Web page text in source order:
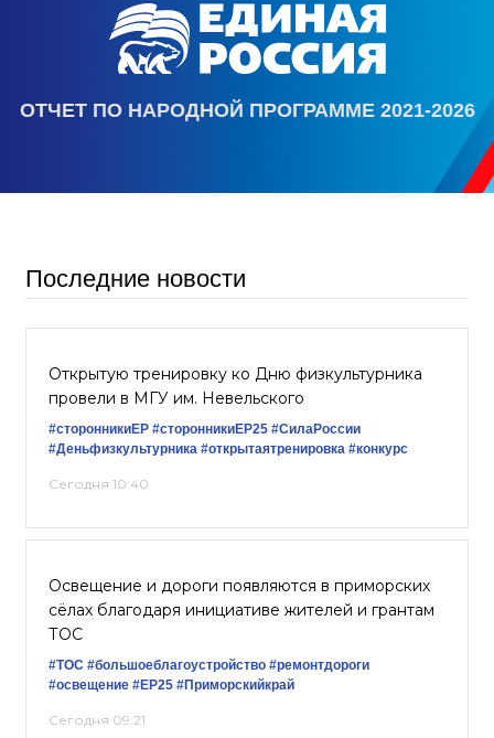
ОТЧЕТ ПО НАРОДНОЙ ПРОГРАММЕ 2021-2026
Последние новости
Открытую тренировку ко Дню физкультурника
провели в МГУ им. Невельского
#сторонникиЕР #сторонникиЕР25 #СилаРоссии
#Деньфизкультурника #открытаятренировка #конкурс
Сегодня 10:40
Освещение и дороги появляются в приморских
сёлах благодаря инициативе жителей и грантам
ТОС
#ТОС #большоеблагоустройство #ремонтдороги
#освещение #ЕР25 #Приморскийкрай
Сегодня 09:21